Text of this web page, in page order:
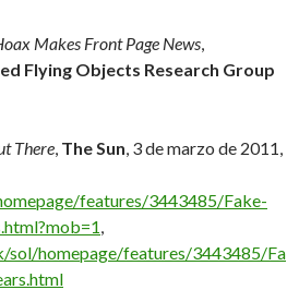
Makes Front Page News,
Flying Objects Research Group
There, The Sun, 3 de marzo de 2011,
features/3443485/Fake-
,
sol/homepage/features/3443485/Fa